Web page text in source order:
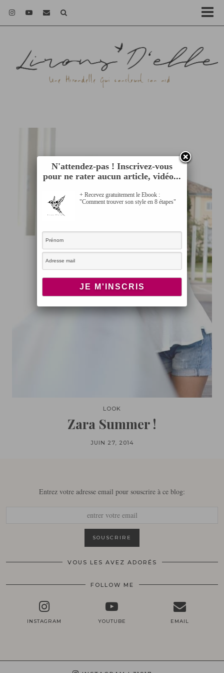
LOOK
Zara Summer !
JUIN 27, 2014
Entrez votre adresse email pour souscrire à ce blog:
VOUS LES AVEZ ADORÉS
FOLLOW ME
INSTAGRAM YOUTUBE EMAIL
N'attendez-pas ! Inscrivez-vous
pour ne rater aucun article, vidéo...
+ Recevez gratuitement le Ebook :
"Comment trouver son style en 8 étapes"